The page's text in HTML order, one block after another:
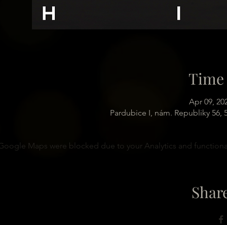
Apr 09,
Pardubice I, nám. Republiky 56,
Maps were blocked due to your Analytics and